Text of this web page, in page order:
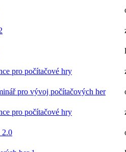
pro počítačové hry
pro vývoj počítačových her
pro počítačové hry
2.0